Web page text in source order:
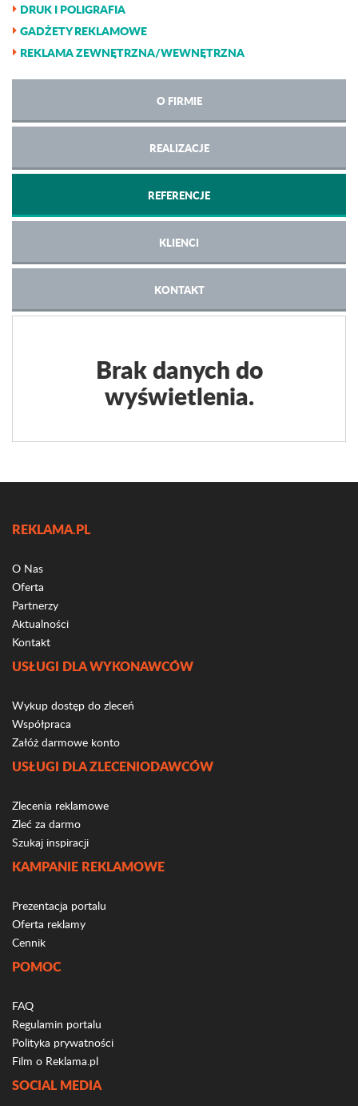
DRUK I POLIGRAFIA
GADŻETY REKLAMOWE
REKLAMA ZEWNĘTRZNA/WEWNĘTRZNA
O FIRMIE
REALIZACJE
REFERENCJE
KLIENCI
KONTAKT
Brak danych do
wyświetlenia.
REKLAMA.PL
O Nas
Oferta
Partnerzy
Aktualności
Kontakt
USŁUGI DLA WYKONAWCÓW
Wykup dostęp do zleceń
Współpraca
Załóż darmowe konto
USŁUGI DLA ZLECENIODAWCÓW
Zlecenia reklamowe
Zleć za darmo
Szukaj inspiracji
KAMPANIE REKLAMOWE
Prezentacja portalu
Oferta reklamy
Cennik
POMOC
FAQ
Regulamin portalu
Polityka prywatności
Film o Reklama.pl
SOCIAL MEDIA